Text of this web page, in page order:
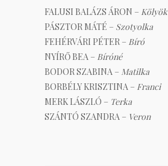
FALUSI BALÁZS ÁRON – Kölyök
PÁSZTOR MÁTÉ – Szotyolka
FEHÉRVÁRI PÉTER – Bíró
NYÍRŐ BEA – Bíróné
BODOR SZABINA – Matilka
BORBÉLY KRISZTINA – Franci
MERK LÁSZLÓ – Terka
SZÁNTÓ SZANDRA – Veron